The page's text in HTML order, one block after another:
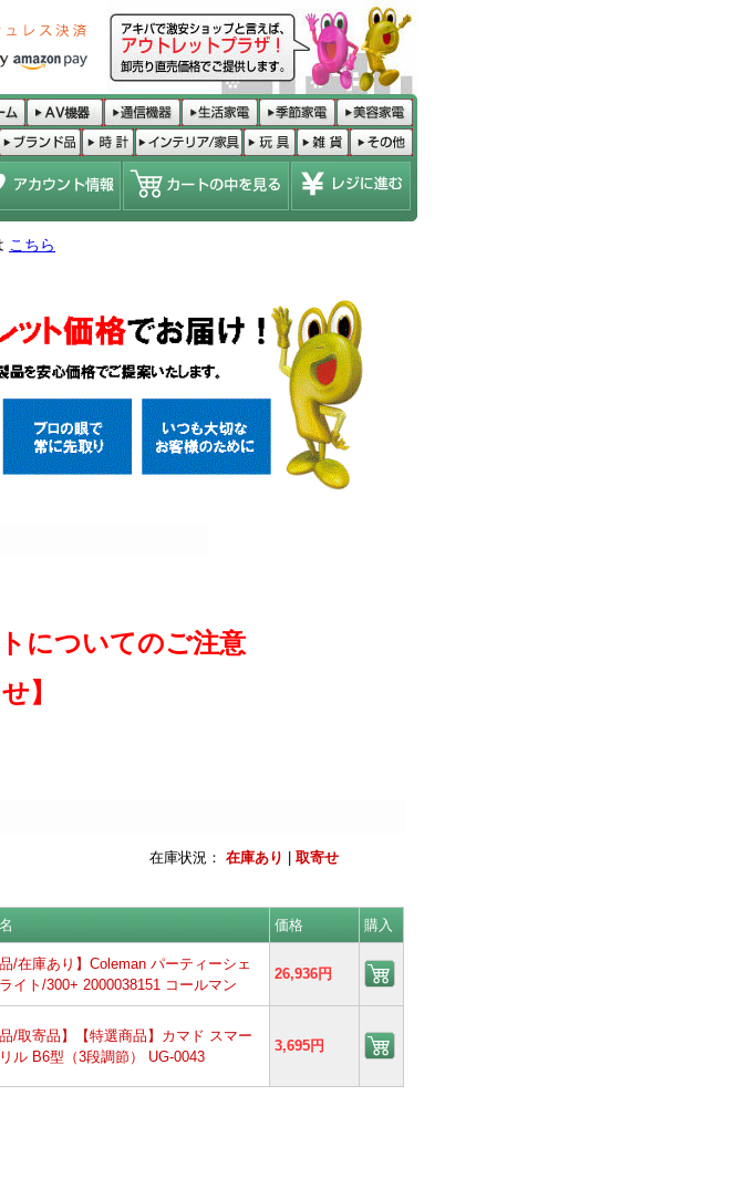
こちら
についてのご注意
】
状況： 在庫あり 取寄せ
価格 購入
品/在庫あり】Coleman パーティーシェ
イト/300+ 2000038151 コールマン
26,936円
品/取寄品】【特選商品】カマド スマー
ル B6型（3段調節） UG-0043
3,695円